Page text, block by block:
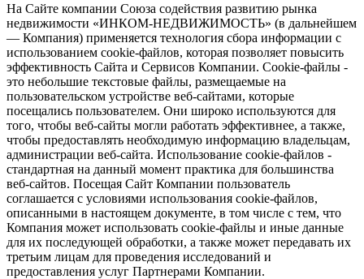
На Сайте компании Союза содействия развитию рынка
недвижимости «ИНКОМ-НЕДВИЖИМОСТЬ» (в дальнейшем
— Компания) применяется технология сбора информации с
использованием cookie-файлов, которая позволяет повысить
эффективность Сайта и Сервисов Компании. Сookie-файлы -
это небольшие текстовые файлы, размещаемые на
пользовательском устройстве веб-сайтами, которые
посещались пользователем. Они широко используются для
того, чтобы веб-сайты могли работать эффективнее, а также,
чтобы предоставлять необходимую информацию владельцам,
администрации веб-сайта. Использование cookie-файлов -
стандартная на данный момент практика для большинства
веб-сайтов. Посещая Сайт Компании пользователь
соглашается с условиями использования cookie-файлов,
описанными в настоящем документе, в том числе с тем, что
Компания может использовать cookie-файлы и иные данные
для их последующей обработки, а также может передавать их
третьим лицам для проведения исследований и
предоставления услуг Партнерами Компании.